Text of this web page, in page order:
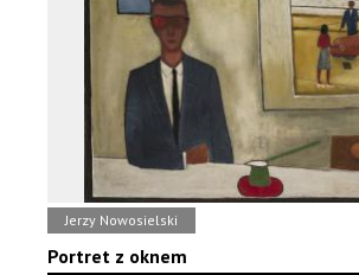
Jerzy Nowosielski
Portret z oknem